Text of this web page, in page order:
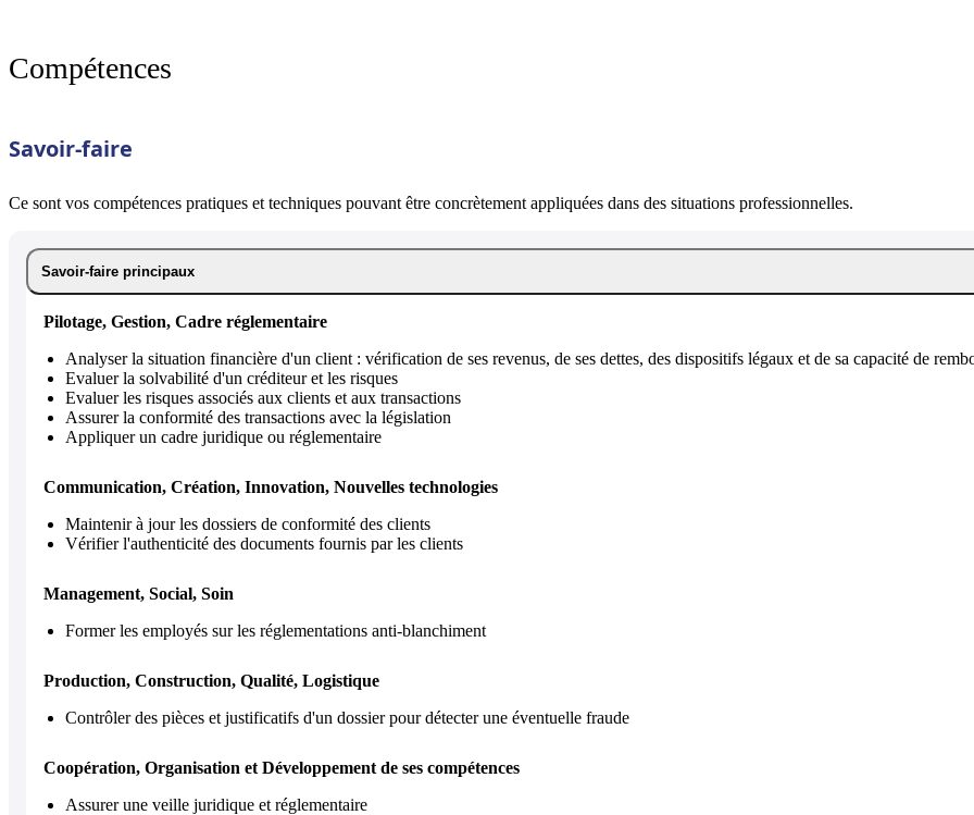
Compétences
Savoir-faire
Ce sont vos compétences pratiques et techniques pouvant être concrètement appliquées dans des situations professionnelles.
Savoir-faire principaux
Pilotage, Gestion, Cadre réglementaire
Analyser la situation financière d'un client : vérification de ses revenus, de ses dettes, des dispositifs légaux et de sa capacité de
Evaluer la solvabilité d'un créditeur et les risques
Evaluer les risques associés aux clients et aux transactions
Assurer la conformité des transactions avec la législation
Appliquer un cadre juridique ou réglementaire
Communication, Création, Innovation, Nouvelles technologies
Maintenir à jour les dossiers de conformité des clients
Vérifier l'authenticité des documents fournis par les clients
Management, Social, Soin
Former les employés sur les réglementations anti-blanchiment
Production, Construction, Qualité, Logistique
Contrôler des pièces et justificatifs d'un dossier pour détecter une éventuelle fraude
Coopération, Organisation et Développement de ses compétences
Assurer une veille juridique et réglementaire